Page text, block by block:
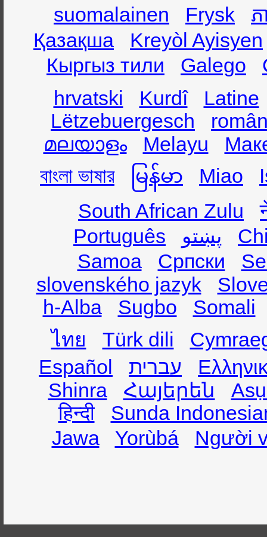
suomalainen
Frysk
ភ
Қазақша
Kreyòl Ayisyen
Кыргыз тили
Galego
hrvatski
Kurdî
Latine
Lëtzebuergesch
മലയാളം
Melayu
বাংলা ভাষার
မြန်မာ Miao
South African Zulu
Português
پښتو
Samoa
Српски
slovenského jazyk
h-Alba
Sugbo
Somali
ไทย
Türk dili
Español
עברית
Shinra
Հայերեն
हिन्दी
Sunda
Jawa
Yorùbá Người